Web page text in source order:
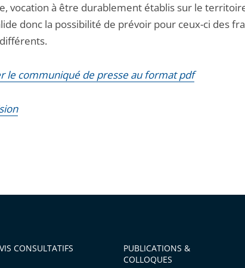
vocation à être durablement établis sur le
donc la possibilité de prévoir pour ceux-ci des
le communiqué de presse au format pdf
CONSULTATIFS
PUBLICATIONS &
COLLOQUES